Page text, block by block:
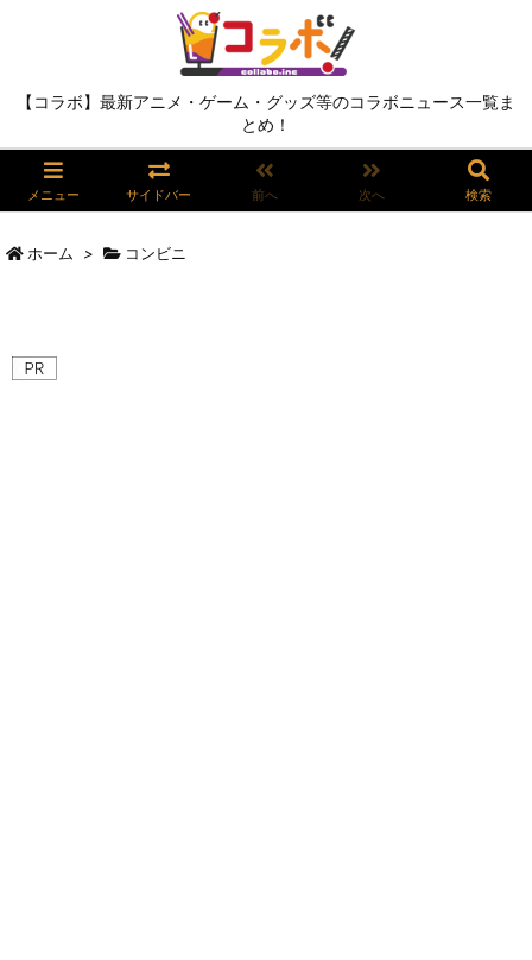
【コラボ】最新アニメ・ゲーム・グッズ等のコラボニュース一覧ま
とめ！
メニュー サイドバー 前へ 次へ 検索
ホーム > コンビニ